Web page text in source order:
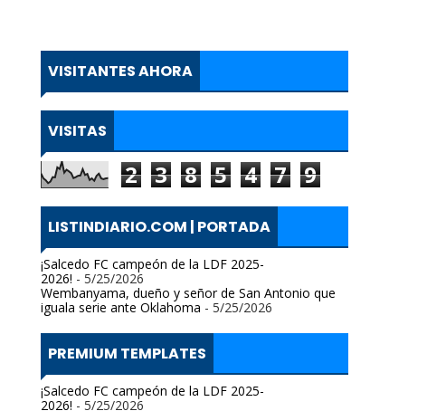
VISITANTES AHORA
VISITAS
2 3 8 5 4 7 9
LISTINDIARIO.COM | PORTADA
¡Salcedo FC campeón de la LDF 2025-
2026! - 5/25/2026
Wembanyama, dueño y señor de San Antonio que
iguala serie ante Oklahoma - 5/25/2026
PREMIUM TEMPLATES
¡Salcedo FC campeón de la LDF 2025-
2026! - 5/25/2026